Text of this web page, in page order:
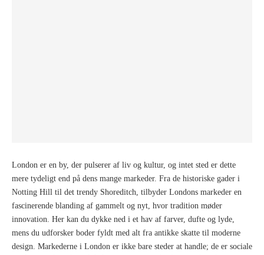
London er en by, der pulserer af liv og kultur, og intet sted er dette
mere tydeligt end på dens mange markeder. Fra de historiske gader i
Notting Hill til det trendy Shoreditch, tilbyder Londons markeder en
fascinerende blanding af gammelt og nyt, hvor tradition møder
innovation. Her kan du dykke ned i et hav af farver, dufte og lyde,
mens du udforsker boder fyldt med alt fra antikke skatte til moderne
design. Markederne i London er ikke bare steder at handle; de er sociale